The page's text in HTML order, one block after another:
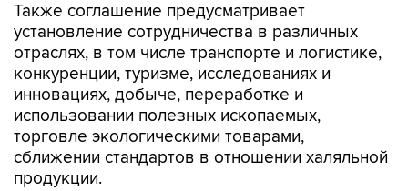
Также соглашение предусматривает
установление сотрудничества в различных
отраслях, в том числе транспорте и логистике,
конкуренции, туризме, исследованиях и
инновациях, добыче, переработке и
использовании полезных ископаемых,
торговле экологическими товарами,
сближении стандартов в отношении халяльной
продукции.